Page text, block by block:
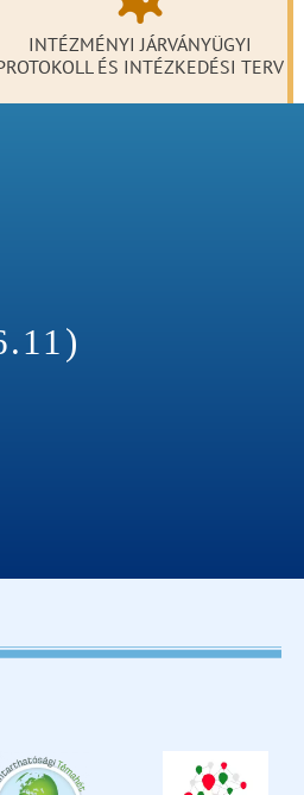
INTÉZMÉNYI JÁRVÁNYÜGYI
ÉS INTÉZKEDÉSI TERV